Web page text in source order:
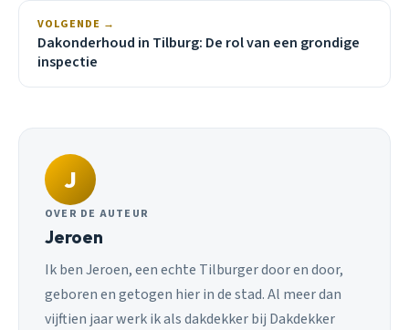
VOLGENDE →
Dakonderhoud in Tilburg: De rol van een grondige
inspectie
J
OVER DE AUTEUR
Jeroen
Ik ben Jeroen, een echte Tilburger door en door,
geboren en getogen hier in de stad. Al meer dan
vijftien jaar werk ik als dakdekker bij Dakdekker